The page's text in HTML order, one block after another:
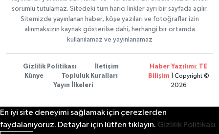
sorumlu tutulamaz. Sitedeki tüm harici linkler ayrı bir sayfada açılır.
Sitemizde yayınlanan haber, köşe yazıları ve fotoğraflar izin
alınmaksızın kaynak gösterilse dahi, herhangi bir ortamda
kullanılamaz ve yayınlanamaz
Gizlilik Politikası
İletişim
Künye
Topluluk Kuralları
Yayın İlkeleri
Haber Yazılımı:
TE
Bilişim | Copyright ©
2026
En iyi site deneyimi sağlamak için çerezlerden
faydalanıyoruz. Detaylar için lütfen tıklayın. Gizlilik Politikası